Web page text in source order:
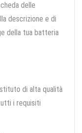
delle
descrizione e di
della tua batteria
di alta qualità
i requisiti